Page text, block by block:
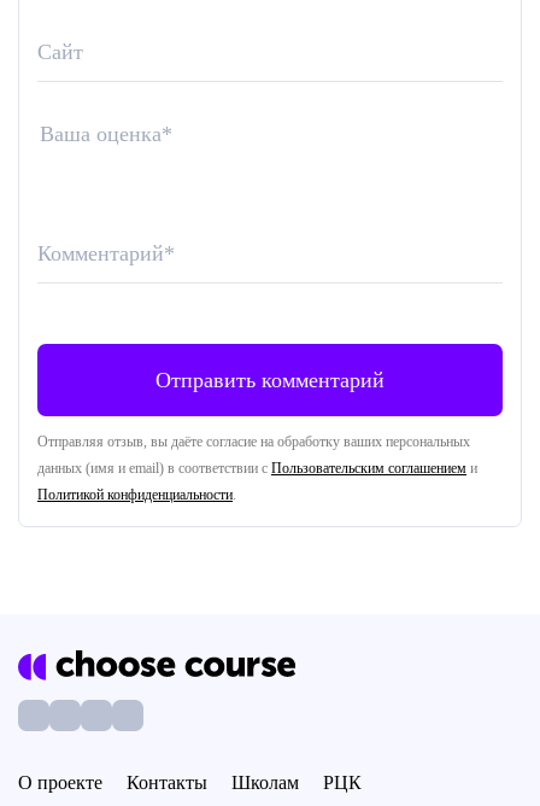
Ваша оценка*
Комментарий*
Сайт
Отправляя отзыв, вы даёте согласие на обработку ваших персональных
данных (имя и email) в соответствии с Пользовательским соглашением и
Политикой конфиденциальности.
О проекте Контакты Школам РЦК